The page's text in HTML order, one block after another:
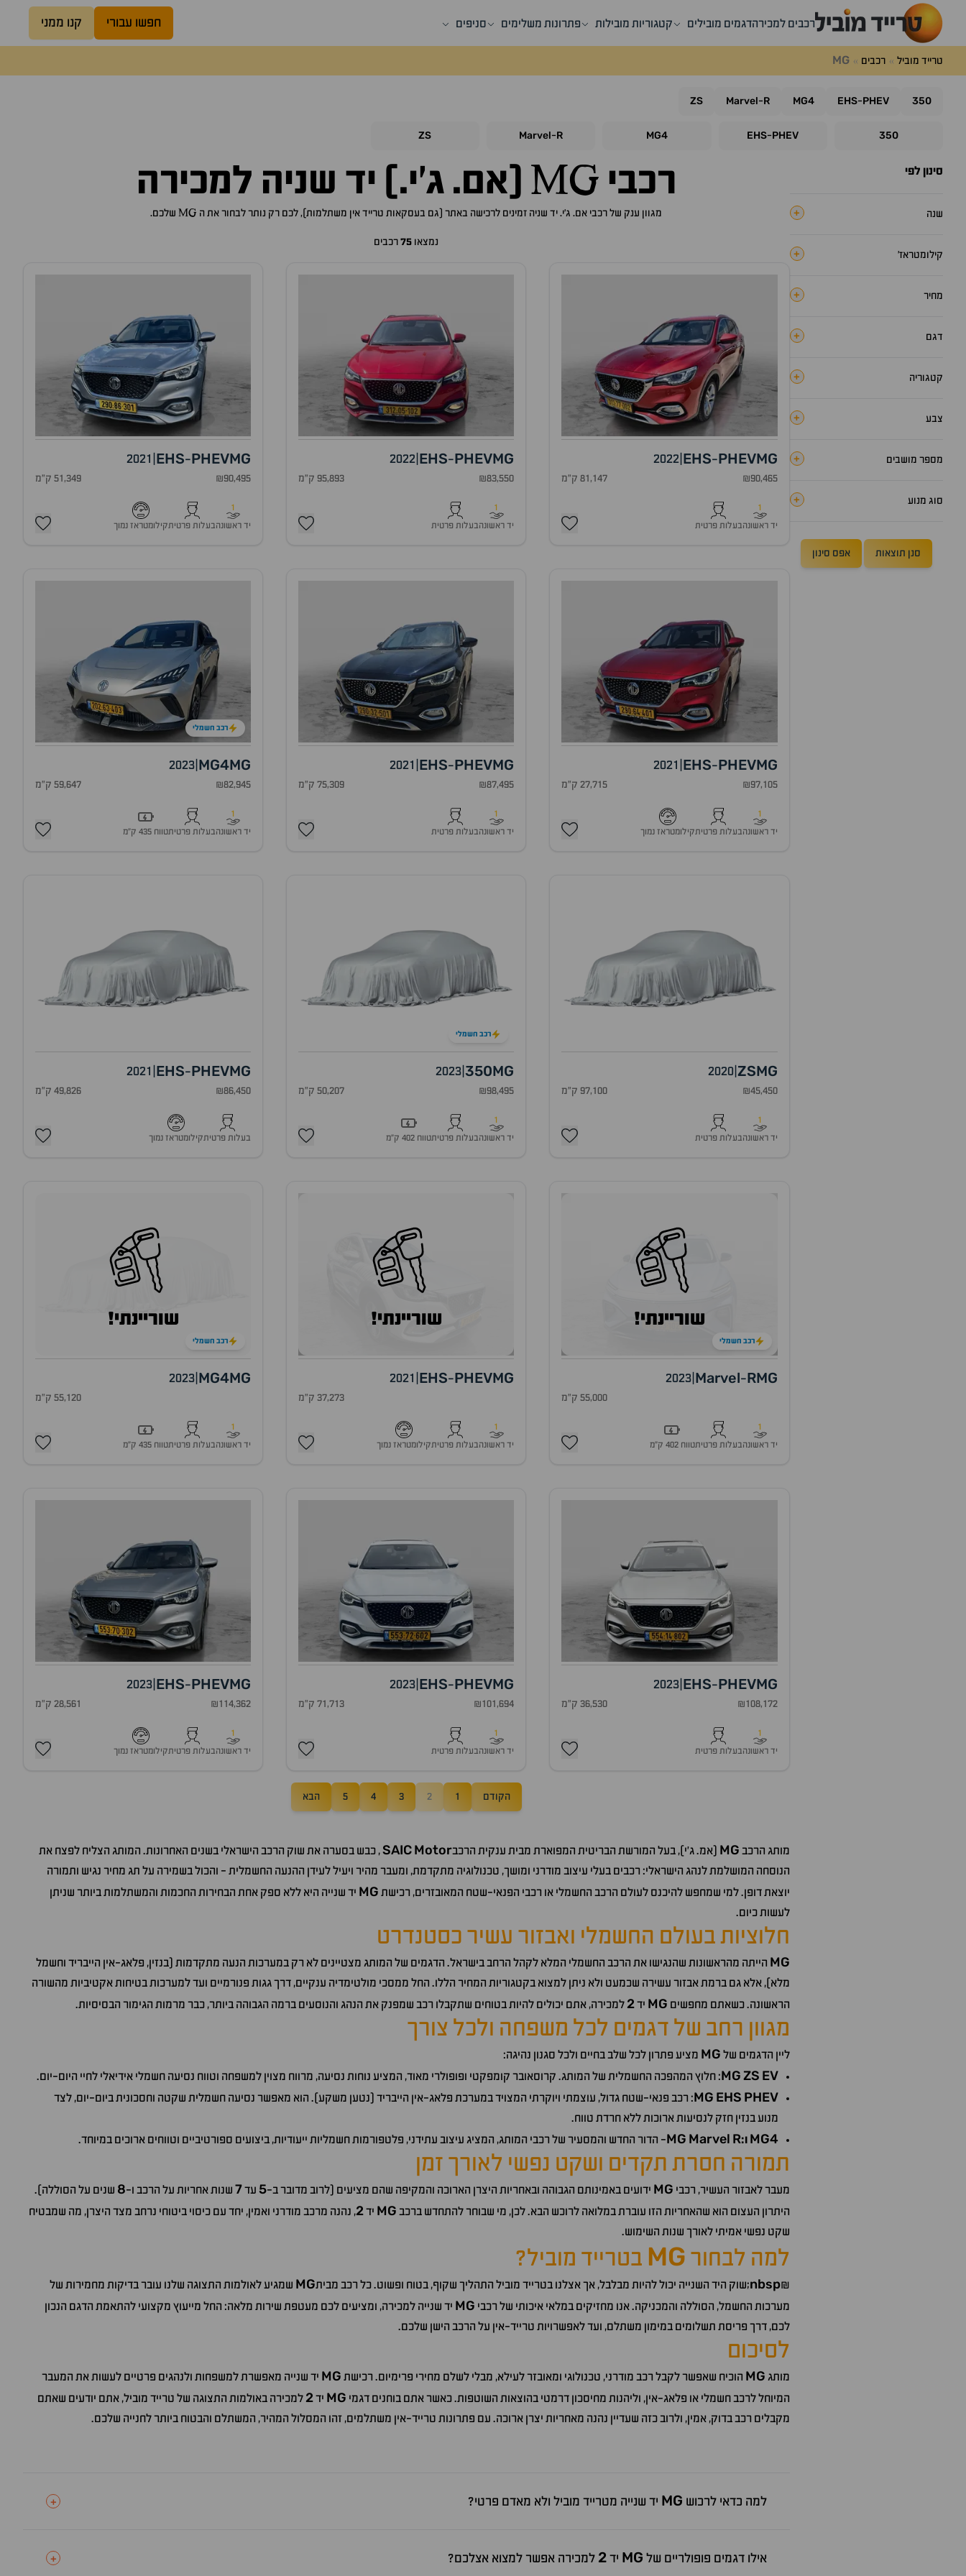
רכבים למכירהדגמים מובילים קטגוריות מובילות פתרונות משלימים סניפים חפשו עבורי קנו ממני
טרייד מוביל רכבים MG
350
EHS-PHEV
MG4
Marvel-R
ZS
350
EHS-PHEV
MG4
Marvel-R
ZS
סינון לפי
שנה +
קילומטראז׳ +
מחיר +
דגם +
קטגוריה +
צבע +
מספר מושבים +
סוג מנוע +
סנן תוצאות אפס סינון
רכבי MG (אם. ג'י.) יד שניה למכירה
מגוון ענק של רכבי אם. ג'י. יד שניה זמינים לרכישה באתר (גם בעסקאות טרייד אין משתלמות), לכם רק נותר לבחור את ה MG שלכם.
נמצאו 75רכבים
MG
EHS-PHEV
|
2022
₪90,465 81,147 ק"מ
1
יד ראשונהבעלות פרטית
MG
EHS-PHEV
2022
₪83,550 95,893 ק"מ
1
יד ראשונהבעלות פרטית
MG
EHS-PHEV
2021
₪90,495 51,349 ק"מ
1
יד ראשונהבעלות פרטיתקילומטראז נמוך
MG
EHS-PHEV
2021
₪97,105 27,715 ק"מ
1
יד ראשונהבעלות פרטיתקילומטראז נמוך
MG
EHS-PHEV
2021
₪87,495 75,309 ק"מ
1
יד ראשונהבעלות פרטית
רכב חשמלי
MG
MG4
2023
₪82,945 59,647 ק"מ
1
יד ראשונהבעלות פרטיתטווח 435 ק״מ
MG
ZS
2020
₪45,450 97,100 ק"מ
1
יד ראשונהבעלות פרטית
רכב חשמלי
MG
350
2023
₪98,495 50,207 ק"מ
1
יד ראשונהבעלות פרטיתטווח 402 ק״מ
MG
EHS-PHEV
2021
₪86,450 49,826 ק"מ
בעלות פרטיתקילומטראז נמוך
שוריינתי!
רכב חשמלי
MG
Marvel-R
|
2023
55,000 ק"מ
1
יד ראשונהבעלות פרטיתטווח 402 ק״מ
שוריינתי!
MG
EHS-PHEV
2021
37,273 ק"מ
1
יד ראשונהבעלות פרטיתקילומטראז נמוך
שוריינתי!
רכב חשמלי
MG
MG4
2023
55,120 ק"מ
1
יד ראשונהבעלות פרטיתטווח 435 ק״מ
MG
EHS-PHEV
|
2023
₪108,172 36,530 ק"מ
1
יד ראשונהבעלות פרטית
MG
EHS-PHEV
2023
₪101,694 71,713 ק"מ
1
יד ראשונהבעלות פרטית
MG
EHS-PHEV
2023
₪114,362 28,561 ק"מ
1
יד ראשונהבעלות פרטיתקילומטראז נמוך
הקודם 1
2
3
4
5 הבא
מותג הרכב MG (אמ. ג'י), בעל המורשת הבריטית המפוארת מבית ענקית הרכב SAICMotor
, כבש בסערה את שוק הרכב הישראלי בשנים האחרונות. המותג הצליח לפצח את
הנוסחה המושלמת לנהג הישראלי: רכבים בעלי עיצוב מודרני ומושך, טכנולוגיה מתקדמת, ומעבר מהיר ויעיל לעידן ההנעה החשמלית - והכול בשמירה על תג מחיר נגיש ותמורה
יוצאת דופן. למי שמחפש להיכנס לעולם הרכב החשמלי או רכבי הפנאי-שטח המאובזרים, רכישת MG יד שנייה היא ללא ספק אחת הבחירות החכמות והמשתלמות ביותר שניתן
לעשות כיום.
חלוציות בעולם החשמלי ואבזור עשיר כסטנדרט
MG הייתה מהראשונות שהנגישו את הרכב החשמלי המלא לקהל הרחב בישראל. הדגמים של המותג מצטיינים לא רק במערכות הנעה מתקדמות (בנזין, פלאג-אין הייבריד וחשמל
מלא), אלא גם ברמת אבזור עשירה שכמעט ולא ניתן למצוא בקטגוריות המחיר הללו. החל ממסכי מולטימדיה ענקיים, דרך גגות פנורמיים ועד למערכות בטיחות אקטיביות מהשורה
הראשונה. כשאתם מחפשים MG יד2 למכירה, אתם יכולים להיות בטוחים שתקבלו רכב שמפנק את הנהג והנוסעים ברמה הגבוהה ביותר, כבר מרמות הגימור הבסיסיות.
מגוון רחב של דגמים לכל משפחה ולכל צורך
ליין הדגמים של MG מציע פתרון לכל שלב בחיים ולכל סגנון נהיגה:
MGZS EV : חלוץ המהפכה החשמלית של המותג. קרוסאובר קומפקטי ופופולרי מאוד, המציע נוחות נסיעה, מרווח מצוין למשפחה וטווח נסיעה חשמלי אידיאלי לחיי היום-יום.
MG EHS PHEV
: רכב פנאי-שטח גדול, עוצמתי ויוקרתי המצויד במערכת פלאג-אין הייבריד (נטען משקע). הוא מאפשר נסיעה חשמלית שקטה וחסכונית ביום-יום, לצד
מנוע בנזין חזק לנסיעות ארוכות ללא חרדת טווח.
MG4 ו: MG Marvel R - הדור החדש והמסעיר של רכבי המותג, המציג עיצוב עתידני, פלטפורמות חשמליות ייעודיות, ביצועים ספורטיביים וטווחים ארוכים במיוחד.
תמורה חסרת תקדים ושקט נפשי לאורך זמן
מעבר לאבזור העשיר, רכבי MG ידועים באמינותם הגבוהה ובאחריות היצרן הארוכה והמקיפה שהם מציעים (לרוב מדובר ב-5 עד7 שנות אחריות על הרכב ו-8 שנים על הסוללה).
היתרון העצום הוא שהאחריות הזו עוברת במלואה לרוכש הבא. לכן, מי שבוחר להתחדש ברכב MG יד2, נהנה מרכב מודרני ואמין, יחד עם כיסוי ביטוחי נרחב מצד היצרן, מה שמבטיח
שקט נפשי אמיתי לאורך שנות השימוש.
למה לבחור MG בטרייד מוביל?
&
nbsp;שוק היד השנייה יכול להיות מבלבל, אך אצלנו בטרייד מוביל התהליך שקוף, בטוח ופשוט. כל רכב מביתMG שמגיע לאולמות התצוגה שלנו עובר בדיקות מחמירות של
מערכות החשמל, הסוללה והמכניקה. אנו מחזיקים במלאי איכותי של רכבי MG יד שנייה למכירה, ומציעים לכם מעטפת שירות מלאה: החל מייעוץ מקצועי להתאמת הדגם הנכון
לכם, דרך פריסת תשלומים במימון משתלם, ועד לאפשרויות טרייד-אין על הרכב הישן שלכם.
לסיכום
מותג MG הוכיח שאפשר לקבל רכב מודרני, טכנולוגי ומאובזר לעילא, מבלי לשלם מחירי פרימיום. רכישת MG יד שנייה מאפשרת למשפחות ולנהגים פרטיים לעשות את המעבר
המיוחל לרכב חשמלי או פלאג-אין, וליהנות מחיסכון דרמטי בהוצאות השוטפות. כאשר אתם בוחנים דגמי MG יד2 למכירה באולמות התצוגה של טרייד מוביל, אתם יודעים שאתם
מקבלים רכב בדוק, אמין, ולרוב כזה שעדיין נהנה מאחריות יצרן ארוכה. עם פתרונות טרייד-אין משתלמים, זהו המסלול המהיר, המשתלם והבטוח ביותר לחנייה שלכם.
למה כדאי לרכוש MG יד שנייה מטרייד מוביל ולא מאדם פרטי? +
אילו דגמים פופולריים של MG יד2 למכירה אפשר למצוא אצלכם? +